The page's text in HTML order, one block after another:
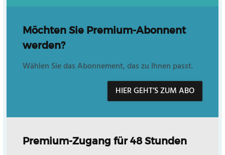
Möchten Sie Premium-Abonnent
werden?
Wählen Sie das Abonnement, das zu Ihnen passt.
HIER GEHT’S ZUM ABO
Premium-Zugang für 48 Stunden